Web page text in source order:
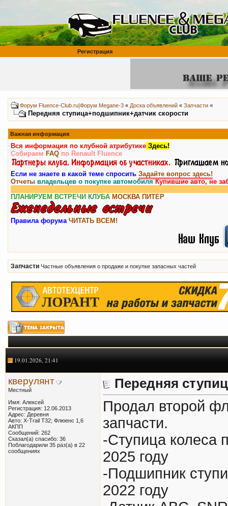
Регистрация
Форум Fluence-Club.ru|Форум Megane-3 « Доска объявлений « Запчасти «
Передняя ступица+подшипник+датчик скорости
Важная информация
Вся информация по клубной атрибутике Здесь!
Собираем FAQ по Renault Fluence
Если не знаете в какой теме спросить Задайте вопрос здесь!
Отчеты владельцев о покупке автомобиляКупившие авто, не
ПЛАНИРУЕМ ВСТРЕЧИ КЛУБА МОСКВА ПИТЕР
Правила форума ЧИТАТЬ ВСЕМ!
Запчасти Частные объявления о продаже и покупке запасных частей
19.01.2026, 21:41
кверулянт
Местный
Имя: Алексей
Регистрация: 12.06.2013
Адрес: Деревня
Авто: X-Trail T32; Флюенс 1,6
АКПП
Сообщений: 262
Сказал(а) спасибо: 36
Поблагодарили 35 раз(а) в 22
сообщениях
Передняя
Продал второй
запчасти.
-Ступица колеса
2025 году
-Подшипник
2022 году